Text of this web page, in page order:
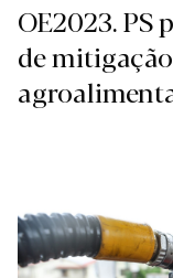
OE2023. PS
de